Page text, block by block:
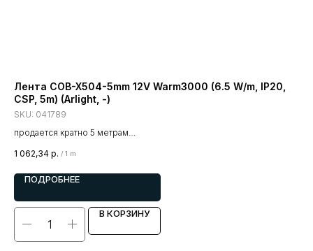
Лента COB-X504-5mm 12V Warm3000 (6.5 W/m, IP20,
CSP, 5m) (Arlight, -)
SKU: 041789
продается кратно 5 метрам
1 062,34 р. / 1 m
ПОДРОБНЕЕ
В КОРЗИНУ